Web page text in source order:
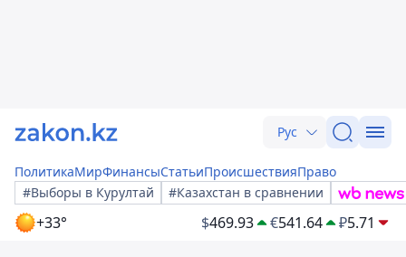
Рус
ПолитикаМирФинансыСтатьиПроисшествияПраво
#Выборы в Курултай
#Казахстан в сравнении
+33° $469.93 €541.64 ₽5.71